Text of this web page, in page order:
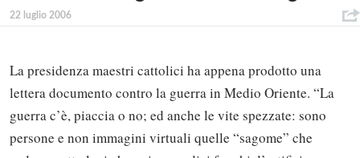
22 luglio 2006
La presidenza maestri cattolici ha appena prodotto una
lettera documento contro la guerra in Medio Oriente. “La
guerra c’è, piaccia o no; ed anche le vite spezzate: sono
persone e non immagini virtuali quelle “sagome” che